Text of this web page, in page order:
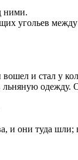
ними.
угольев
вошел и стал у
одежду.
и они туда шли;